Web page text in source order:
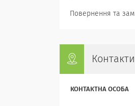
Повернення та
Контакти